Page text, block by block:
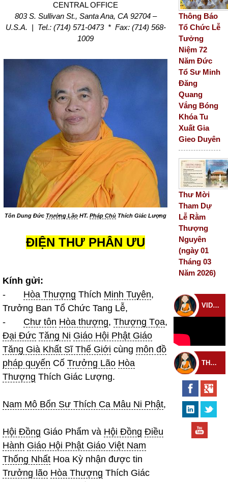
CENTRAL OFFICE
803 S. Sullivan St., Santa Ana, CA 92704 –
U.S.A. | Tel.: (714) 571-0473 * Fax: (714) 568-
1009
Tôn Dung Đức Trưởng Lão HT. Pháp Chủ Thích Giác Lượng
ĐIỆN THƯ PHÂN ƯU
Kính gửi:
- Hòa Thượng Thích Minh Tuyên,
Trưởng Ban Tổ Chức Tang Lễ,
- Chư tôn Hòa thượng, Thượng Tọa,
Đại Đức Tăng Ni Giáo Hội Phật Giáo
Tăng Già Khất Sĩ Thế Giới cùng môn đồ
pháp quyến Cố Trưởng Lão Hòa
Thượng Thích Giác Lượng.
Nam Mô Bổn Sư Thích Ca Mâu Ni Phật,
Hội Đồng Giáo Phẩm và Hội Đồng Điều
Hành Giáo Hội Phật Giáo Việt Nam
Thống Nhất Hoa Kỳ nhận được tin
Trưởng lão Hòa Thượng Thích Giác
Thông Báo
Tổ Chức Lễ
Tưởng
Niệm 72
Năm Đức
Tổ Sư Minh
Đăng
Quang
Vắng Bóng
Khóa Tu
Xuất Gia
Gieo Duyên
Thư Mời
Tham Dự
Lễ Rằm
Thượng
Nguyên
(ngày 01
Tháng 03
Năm 2026)
VIDEO CHÙA
THEO DÕI THIỀN TỰ